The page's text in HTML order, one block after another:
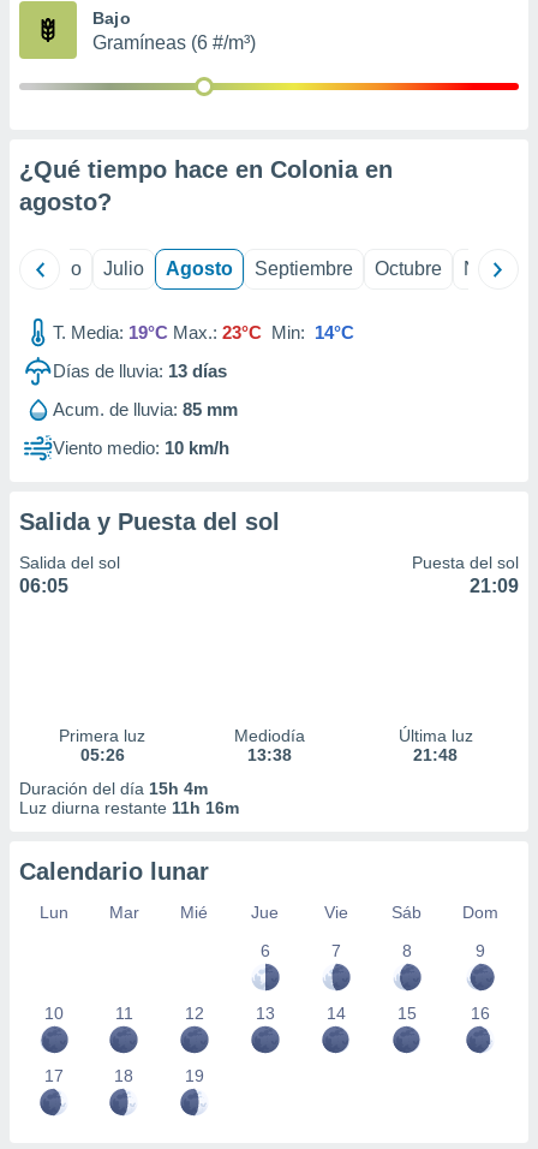
publicidad
1199
Bajo
Gramíneas (6 #/m³)
¿Qué tiempo hace en Colonia en
agosto?
Junio Julio Agosto Septiembre Octubre
T. Media: 19°C Max.: 23°C Min: 14°C
Días de lluvia: 13 días
Acum. de lluvia: 85 mm
Viento medio: 10 km/h
Salida y Puesta del sol
Salida del sol
06:05
Puesta del sol
21:09
Primera luz
05:26
Mediodía
13:38
Última luz
21:48
Duración del día 15h 4m
Luz diurna restante 11h 16m
Calendario lunar
Lun Mar Mié Jue Vie Sáb
Dom
6
7 8 9
10 11 12 13 14 15 16
17 18 19